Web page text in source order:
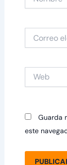
electrónico*
Guarda
este